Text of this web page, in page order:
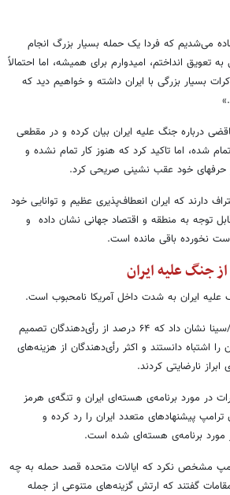
می‌شدیم که فردا یک حمله بسیار بزرگ انجام
تعویق انداختم، امیدوارم برای همیشه، اما احتمالاً
بسیار بزرگی با ایران داشته‌ و خواهیم دید که
درباره جنگ علیه ایران بیان کرده و در مقطعی
شده، اما تاکید کرد که هنوز کار تمام نشده و
حرفهای خود عقب نشینی صریحی کرد.
دارند که ایران انعطاف‌پذیری عظیم و توانایی خود
توجه به منطقه و اقتصاد جهانی نشان داده و
نخورده باقی مانده است.
جنگ علیه ایران
علیه ایران به شدت داخل آمریکا نامحبوب است.
یک نظرسنجی نیویورک تایمز/سینا نشان داد که ۶۴ درصد از رأی‌دهندگان تصمیم
را اشتباه دانستند و اکثر رأی‌دهندگان از هزینه‌های
نارضایتی کردند.
در مورد برنامه‌ی هسته‌ای ایران و تنگه‌ی هرمز
پیشنهادهای متعدد ایران را رد کرده و
مورد برنامه‌ی هسته‌ای شده است.
مشخص نکرد که ایالات متحده قصد حمله به چه
گفتند که ارتش گزینه‌های متنوعی از جمله